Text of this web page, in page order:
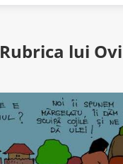
Rubrica lui Ovi